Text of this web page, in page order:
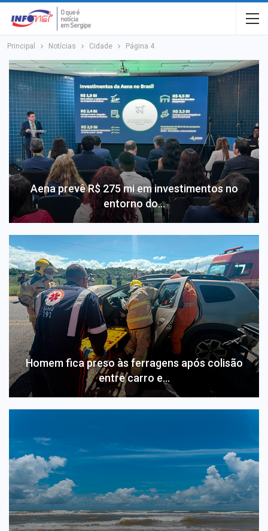
Principal Notícias Cidade Página 4
Aena prevê R$ 275 mi em investimentos no
entorno do…
Homem fica preso às ferragens após colisão
entre carro e…